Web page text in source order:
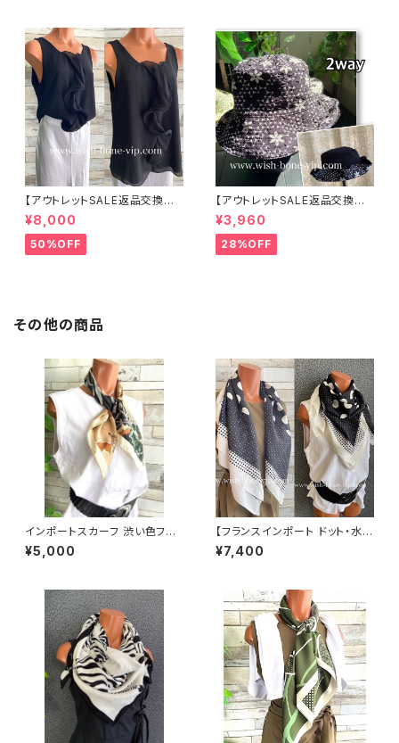
【アウトレットSALE返品交換不
可8/20まで】イタリア製 CASA
DEILUCA ITALY｜前フリル＆B
IGフリルトップス /ブラック
¥8,000
50%OFF
【アウトレットSALE返品交換不
可8/20まで】ワッフル立体フラワ
ー＆無地 2way リバーシブルハ
ット・ワイヤー入り変形ハット・フ
ラワー帽子【ブラック】
¥3,960
28%OFF
その他の商品
インポートスカーフ 渋い色フラ
ワー小さめスカーフ ツヤスカー
フ・バッグスカーフ/カーキフラワ
¥5,000
【フランスインポート ドット・水玉
大判スカーフ】90cmスクエア
スカーフ/ブラック＆ホワイトMIX
¥7,400